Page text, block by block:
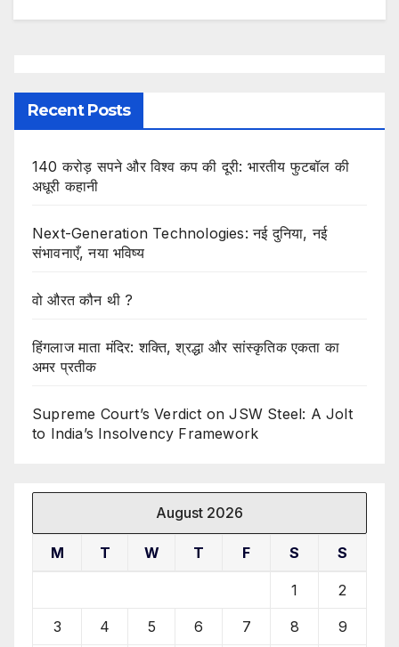
Recent Posts
140 करोड़ सपने और विश्व कप की दूरी: भारतीय फुटबॉल की
अधूरी कहानी
Next-Generation Technologies: नई दुनिया, नई
संभावनाएँ, नया भविष्य
वो औरत कौन थी ?
हिंगलाज माता मंदिर: शक्ति, श्रद्धा और सांस्कृतिक एकता का
अमर प्रतीक
Supreme Court’s Verdict on JSW Steel: A Jolt
to India’s Insolvency Framework
August 2026
M T W T F S S
1 2
3 4 5 6 7 8 9